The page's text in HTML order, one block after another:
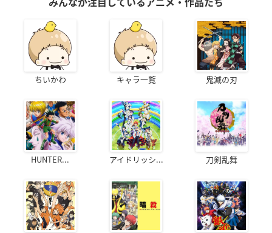
みんなが注目しているアニメ・作品たち
ちいかわ キャラ一覧 鬼滅の刃
HUNTER... アイドリッシ... 刀剣乱舞